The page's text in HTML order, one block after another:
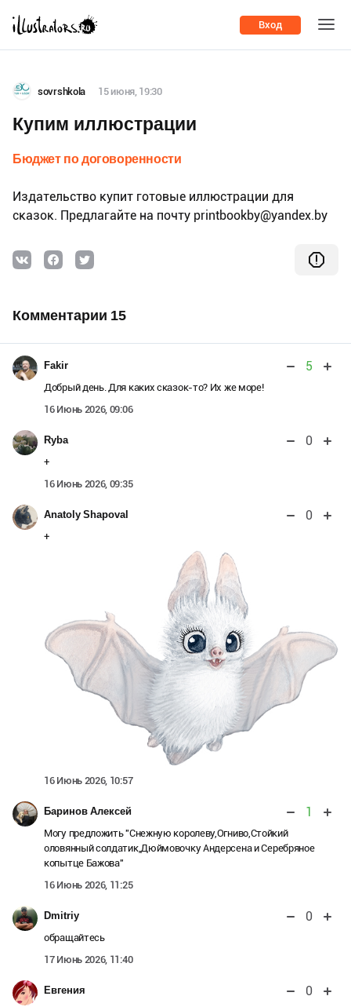
Вход
sovrshkola 15 июня, 19:30
Купим иллюстрации
Бюджет по договоренности
Издательство купит готовые иллюстрации для
сказок. Предлагайте на почту printbookby@yandex.by
Комментарии 15
Fakir 5
Добрый день. Для каких сказок-то? Их же море!
16 Июнь 2026, 09:06
Ryba 0
+
16 Июнь 2026, 09:35
Anatoly Shapoval 0
+
16 Июнь 2026, 10:57
Баринов Алексей 1
Могу предложить "Снежную королеву,Огниво,Стойкий
оловянный солдатик,Дюймовочку Андерсена и Серебряное
копытце Бажова"
16 Июнь 2026, 11:25
Dmitriy 0
обращайтесь
17 Июнь 2026, 11:40
Евгения 0